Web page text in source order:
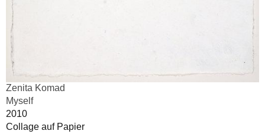
Zenita Komad
Myself
2010
Collage auf Papier